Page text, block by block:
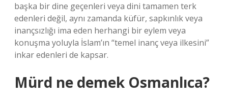
başka bir dine geçenleri veya dini tamamen terk
edenleri değil, aynı zamanda küfür, sapkınlık veya
inançsızlığı ima eden herhangi bir eylem veya
konuşma yoluyla İslam’ın “temel inanç veya ilkesini”
inkar edenleri de kapsar.
Mürd ne demek Osmanlıca?